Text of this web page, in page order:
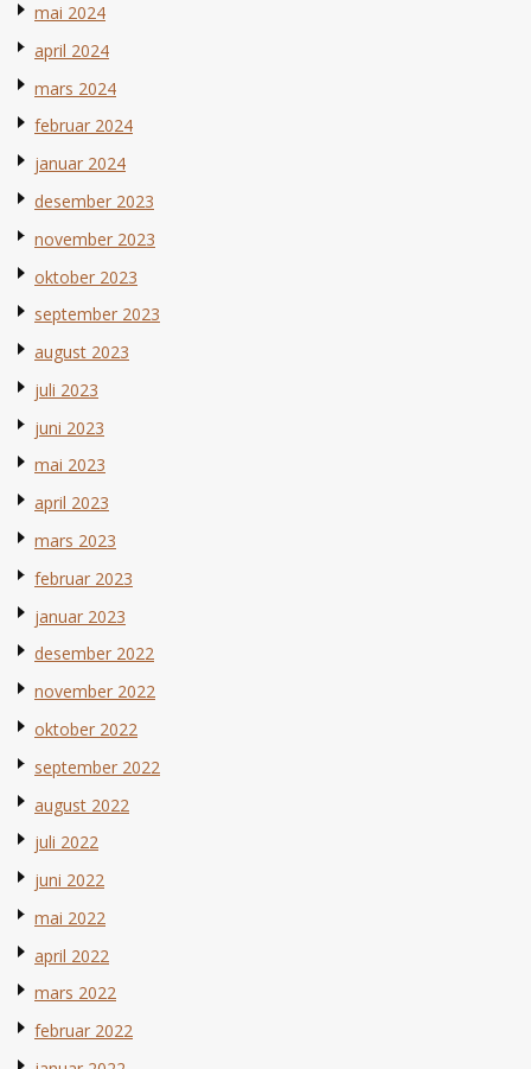
mai 2024
april 2024
mars 2024
februar 2024
januar 2024
desember 2023
november 2023
oktober 2023
september 2023
august 2023
juli 2023
juni 2023
mai 2023
april 2023
mars 2023
februar 2023
januar 2023
desember 2022
november 2022
oktober 2022
september 2022
august 2022
juli 2022
juni 2022
mai 2022
april 2022
mars 2022
februar 2022